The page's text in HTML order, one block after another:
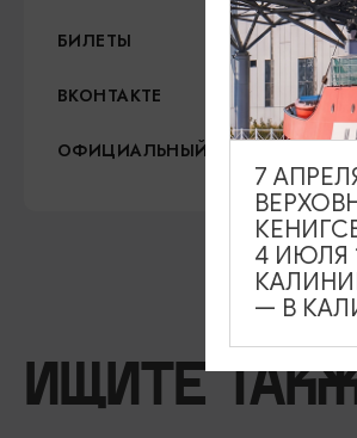
БИЛЕТЫ
ВКОНТАКТЕ
ОФИЦИАЛЬНЫЙ САЙТ
ИЩИТЕ
7
4 ИЮЛЯ
— В